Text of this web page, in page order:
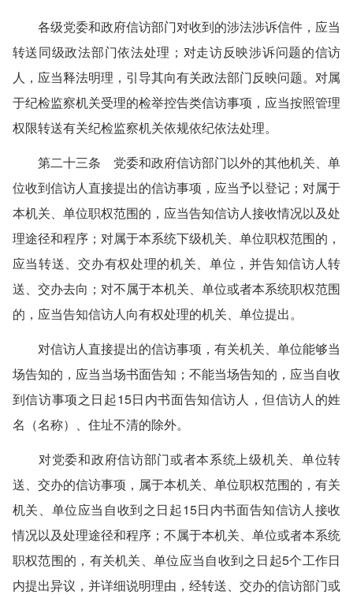
各级党委和政府信访部门对收到的涉法涉诉信件，应当
转送同级政法部门依法处理；对走访反映涉诉问题的信访
人，应当释法明理，引导其向有关政法部门反映问题。对属
于纪检监察机关受理的检举控告类信访事项，应当按照管理
权限转送有关纪检监察机关依规依纪依法处理。
第二十三条 党委和政府信访部门以外的其他机关、单
位收到信访人直接提出的信访事项，应当予以登记；对属于
本机关、单位职权范围的，应当告知信访人接收情况以及处
理途径和程序；对属于本系统下级机关、单位职权范围的，
应当转送、交办有权处理的机关、单位，并告知信访人转
送、交办去向；对不属于本机关、单位或者本系统职权范围
的，应当告知信访人向有权处理的机关、单位提出。
对信访人直接提出的信访事项，有关机关、单位能够当
场告知的，应当当场书面告知；不能当场告知的，应当自收
到信访事项之日起15日内书面告知信访人，但信访人的姓
名（名称）、住址不清的除外。
对党委和政府信访部门或者本系统上级机关、单位转
送、交办的信访事项，属于本机关、单位职权范围的，有关
机关、单位应当自收到之日起15日内书面告知信访人接收
情况以及处理途径和程序；不属于本机关、单位或者本系统
职权范围的，有关机关、单位应当自收到之日起5个工作日
内提出异议，并详细说明理由，经转送、交办的信访部门或